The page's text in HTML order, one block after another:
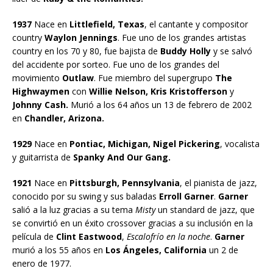
1937 Nace en Littlefield, Texas, el cantante y compositor
country Waylon Jennings. Fue uno de los grandes artistas
country en los 70 y 80, fue bajista de Buddy Holly y se salvó
del accidente por sorteo. Fue uno de los grandes del
movimiento Outlaw. Fue miembro del supergrupo The
Highwaymen con Willie Nelson, Kris Kristofferson y
Johnny Cash. Murió a los 64 años un 13 de febrero de 2002
en Chandler, Arizona.
1929Nace en Pontiac, Michigan, Nigel Pickering, vocalista
y guitarrista de Spanky And Our Gang.
1921 Nace en Pittsburgh, Pennsylvania, el pianista de jazz,
conocido por su swing y sus baladas Erroll Garner. Garner
salió a la luz gracias a su tema Mistyun standard de jazz, que
se convirtió en un éxito crossover gracias a su inclusión en la
película de Clint Eastwood, Escalofrío en la noche. Garner
murió a los 55 años en Los Ángeles, California un 2 de
enero de 1977.